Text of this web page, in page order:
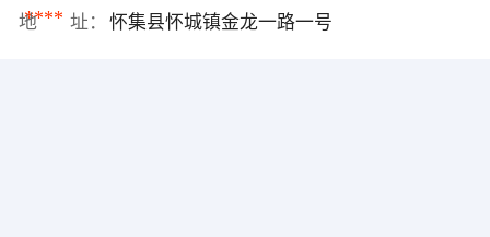
****
地 址： 怀集县怀城镇金龙一路一号